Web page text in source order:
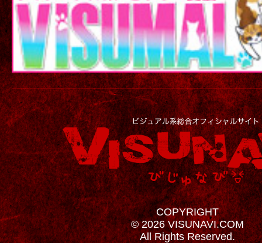
COPYRIGHT
© 2026 VISUNAVI.COM
All Rights Reserved.